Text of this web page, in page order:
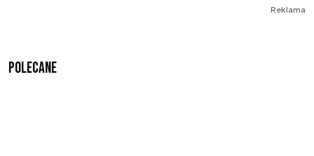
Reklama
Polecane